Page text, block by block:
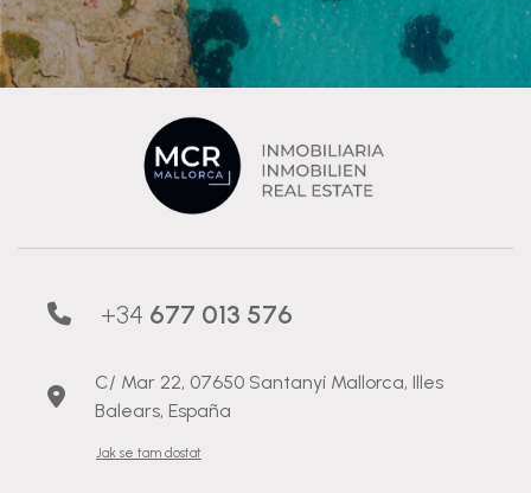
+34 677 013 576
C/ Mar 22, 07650 Santanyí Mallorca, Illes
Balears, España
Jak se tam dostat